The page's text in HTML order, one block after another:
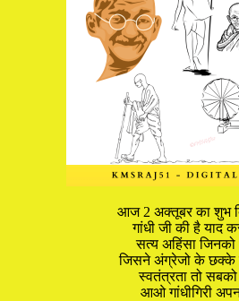
आज 2 अक्तूबर का शुभ
गांधी जी की है याद
सत्य अहिंसा जिनको
जिसने अंग्रेजो के छक्के
स्वतंत्रता तो सबको
आओ गांधीगिरी